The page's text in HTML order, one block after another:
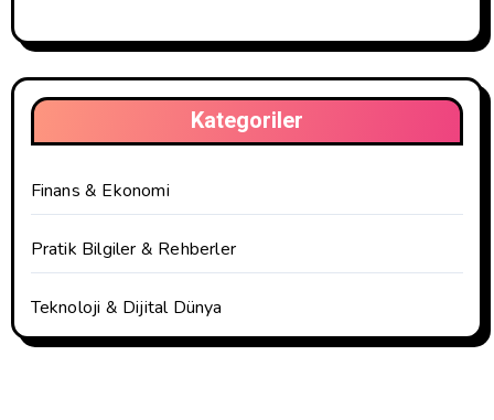
Kategoriler
Finans & Ekonomi
Pratik Bilgiler & Rehberler
Teknoloji & Dijital Dünya